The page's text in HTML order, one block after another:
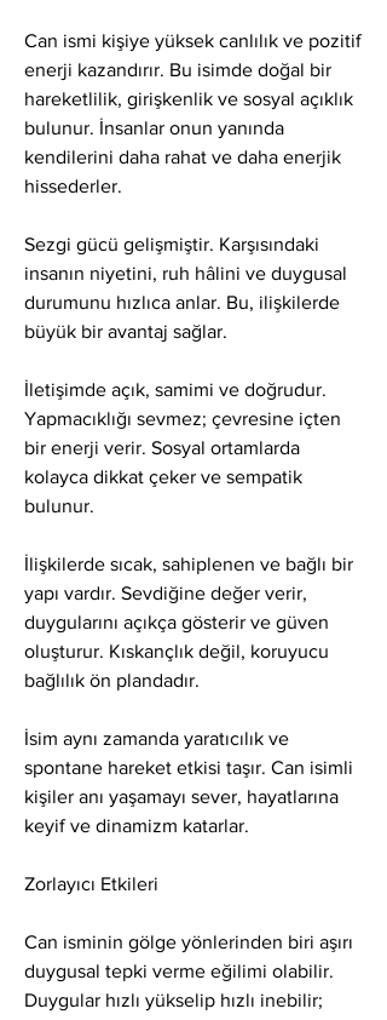
Can ismi kişiye yüksek canlılık ve pozitif
enerji kazandırır. Bu isimde doğal bir
hareketlilik, girişkenlik ve sosyal açıklık
bulunur. İnsanlar onun yanında
kendilerini daha rahat ve daha enerjik
hissederler.
Sezgi gücü gelişmiştir. Karşısındaki
insanın niyetini, ruh hâlini ve duygusal
durumunu hızlıca anlar. Bu, ilişkilerde
büyük bir avantaj sağlar.
İletişimde açık, samimi ve doğrudur.
Yapmacıklığı sevmez; çevresine içten
bir enerji verir. Sosyal ortamlarda
kolayca dikkat çeker ve sempatik
bulunur.
İlişkilerde sıcak, sahiplenen ve bağlı bir
yapı vardır. Sevdiğine değer verir,
duygularını açıkça gösterir ve güven
oluşturur. Kıskançlık değil, koruyucu
bağlılık ön plandadır.
İsim aynı zamanda yaratıcılık ve
spontane hareket etkisi taşır. Can isimli
kişiler anı yaşamayı sever, hayatlarına
keyif ve dinamizm katarlar.
Zorlayıcı Etkileri
Can isminin gölge yönlerinden biri aşırı
duygusal tepki verme eğilimi olabilir.
Duygular hızlı yükselip hızlı inebilir;